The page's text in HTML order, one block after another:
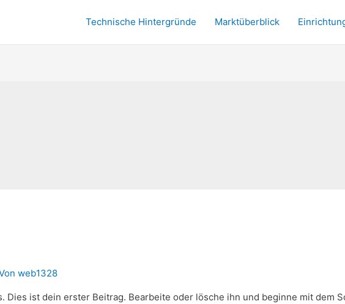
Technische Hintergründe Marktüberblick
web1328
Dies ist dein erster Beitrag. Bearbeite oder lösche ihn und beginne mit dem